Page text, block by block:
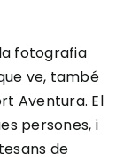
fotografia
ve, també
Aventura. El
persones, i
de